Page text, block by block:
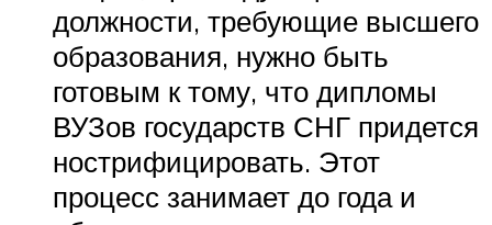
должности, требующие высшего
образования, нужно быть
готовым к тому, что дипломы
ВУЗов государств СНГ придется
нострифицировать. Этот
процесс занимает до года и